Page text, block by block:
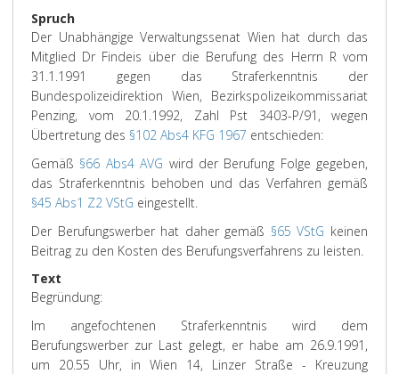
Spruch
Der Unabhängige Verwaltungssenat Wien hat durch das
Mitglied Dr Findeis über die Berufung des Herrn R vom
31.1.1991 gegen das Straferkenntnis der
Bundespolizeidirektion Wien, Bezirkspolizeikommissariat
Penzing, vom 20.1.1992, Zahl Pst 3403-P/91, wegen
Übertretung des §102 Abs4 KFG 1967 entschieden:
Gemäß §66 Abs4 AVG wird der Berufung Folge gegeben,
das Straferkenntnis behoben und das Verfahren gemäß
§45 Abs1 Z2 VStG eingestellt.
Der Berufungswerber hat daher gemäß §65 VStG keinen
Beitrag zu den Kosten des Berufungsverfahrens zu leisten.
Text
Begründung:
Im angefochtenen Straferkenntnis wird dem
Berufungswerber zur Last gelegt, er habe am 26.9.1991,
um 20.55 Uhr, in Wien 14, Linzer Straße - Kreuzung